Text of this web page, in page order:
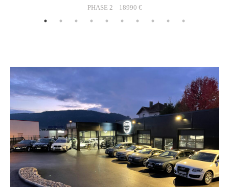
PHASE 2
18990 €